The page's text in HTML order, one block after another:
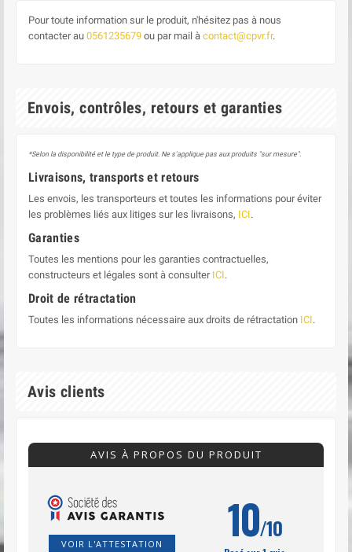
Pour toute information sur le produit, n'hésitez pas à nous
contacter au 0561235679 ou par mail à contact@cpvr.fr.
Envois, contrôles, retours et garanties
*Selon la disponibilité et le type de produit. Ne s'applique pas aux produits "sur mesure".
Livraisons, transports et retours
Les envois, les transporteurs et toutes les informations pour éviter
les problèmes liés aux litiges sur les livraisons, ICI.
Garanties
Toutes les mentions pour les garanties contractuelles,
constructeurs et légales sont à consulter ICI.
Droit de rétractation
Toutes les informations nécessaire aux droits de rétractation ICI.
Avis clients
AVIS À PROPOS DU PRODUIT
VOIR L'ATTESTATION 10/10